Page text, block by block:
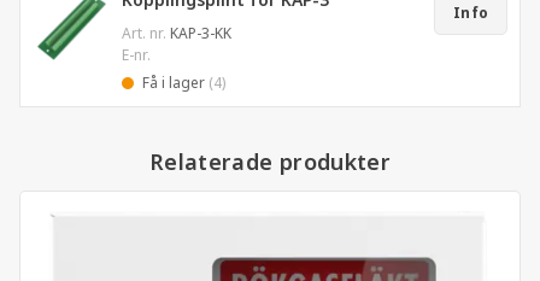
Art. nr. KAP-3-KK
E-nr.
Få i lager (4)
Info
Relaterade produkter